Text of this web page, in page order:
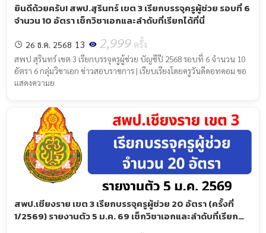
ยินดีด้วยครับ! สพป.สุรินทร์ เขต 3 เรียกบรรจุครูผู้ช่วย รอบที่ 6
จำนวน 10 อัตรา เช็กวิชาเอกและลำดับที่เรียกได้ที่นี่
26 ธ.ค. 2568 13 2,999 ครั้ง
สพป สุรินทร์ เขต 3 เรียกบรรจุครูผู้ช่วย บัญชีปี 2568 รอบที่ 6 จำนวน 10
อัตรา 6 กลุ่มวิชาเอก ข่าวสอบราชการ | เรียบเรียงโดยครูวันดีดอทคอม ขอ
แสดงความย
สพป.เชียงราย เขต 3 เรียกบรรจุครูผู้ช่วย 20 อัตรา (ครั้งที่
1/2569) รายงานตัว 5 ม.ค. 69 เช็กวิชาเอกและลำดับที่เรียก